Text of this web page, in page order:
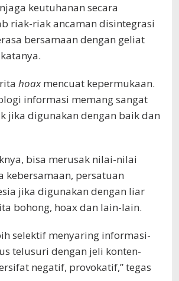
keutuhanan secara
riak-riak ancaman disintegrasi
bersamaan dengan geliat
hoaxmencuat kepermukaan.
informasi memang sangat
jika digunakan dengan baik dan
bisa merusak nilai-nilai
kebersamaan, persatuan
jika digunakan dengan liar
bohong, hoax dan lain-lain.
selektif menyaring informasi-
telusuri dengan jeli konten-
negatif, provokatif,” tegas